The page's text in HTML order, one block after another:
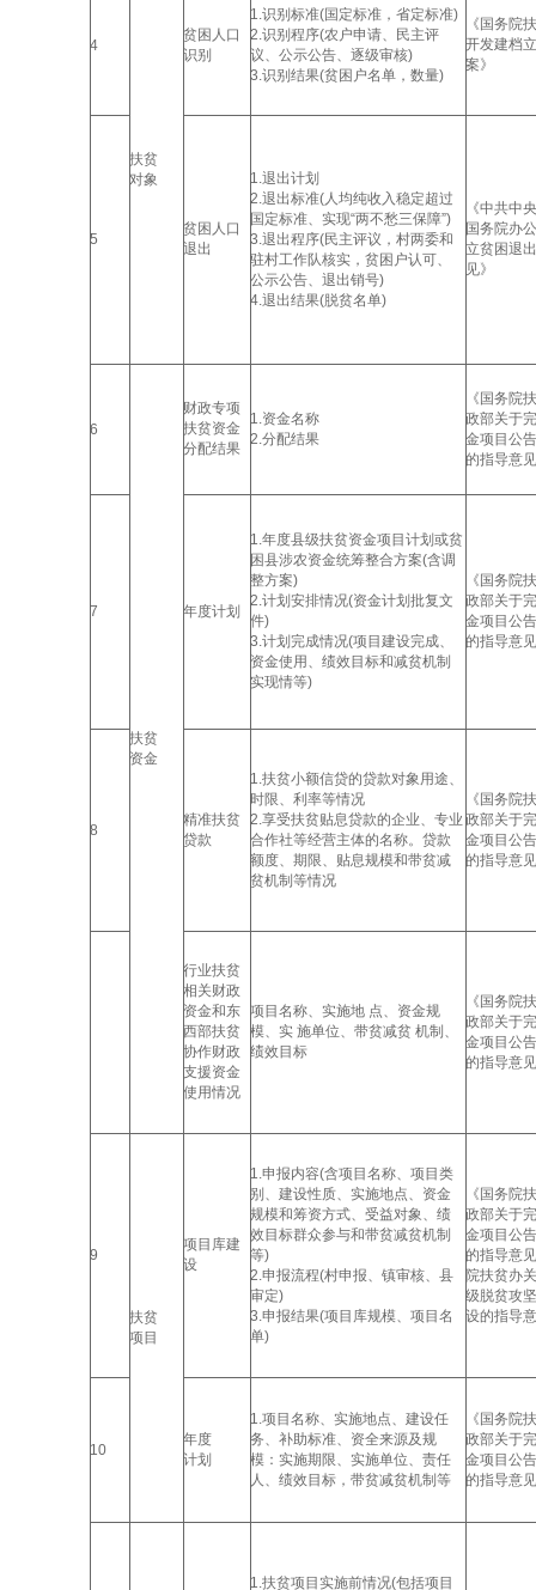
4
扶贫
对象
贫困人口
识别
1.识别标准(国定标准，省定标准)
2.识别程序(农户申请、民主评
议、公示公告、逐级审核)
3.识别结果(贫困户名单，数量)
《国务院
开发建档
案》
5
贫困人口
退出
1.退出计划
2.退出标准(人均纯收入稳定超过
国定标准、实现“两不愁三保障”)
3.退出程序(民主评议，村两委和
驻村工作队核实，贫困户认可、
公示公告、退出销号)
4.退出结果(脱贫名单)
《中共中
国务院办
立贫困退
见》
6
扶贫
资金
财政专项
扶贫资金
分配结果
1.资金名称
2.分配结果
《国务院
政部关于
金项目公
的指导意
7 年度计划
1.年度县级扶贫资金项目计划或贫
困县涉农资金统筹整合方案(含调
整方案)
2.计划安排情况(资金计划批复文
件)
3.计划完成情况(项目建设完成、
资金使用、绩效目标和减贫机制
实现情等)
《国务院
政部关于
金项目公
的指导意
8
精准扶贫
贷款
1.扶贫小额信贷的贷款对象用途、
时限、利率等情况
2.享受扶贫贴息贷款的企业、专业
合作社等经营主体的名称。贷款
额度、期限、贴息规模和带贫减
贫机制等情况
《国务院
政部关于
金项目公
的指导意
行业扶贫
相关财政
资金和东
西部扶贫
协作财政
支援资金
使用情况
项目名称、实施地 点、资金规
模、实 施单位、带贫减贫 机制、
绩效目标
《国务院
政部关于
金项目公
的指导意
9
扶贫
项目
项目库建
设
1.申报内容(含项目名称、项目类
别、建设性质、实施地点、资金
规模和筹资方式、受益对象、绩
效目标群众参与和带贫减贫机制
等)
2.申报流程(村申报、镇审核、县
审定)
3.申报结果(项目库规模、项目名
单)
《国务院
政部关于
金项目公
的指导意
院扶贫办
级脱贫攻
设的指导
10
年度
计划
1.项目名称、实施地点、建设任
务、补助标准、资全来源及规
模：实施期限、实施单位、责任
人、绩效目标，带贫减贫机制等
《国务院
政部关于
金项目公
的指导意
1.扶贫项目实施前情况(包括项目